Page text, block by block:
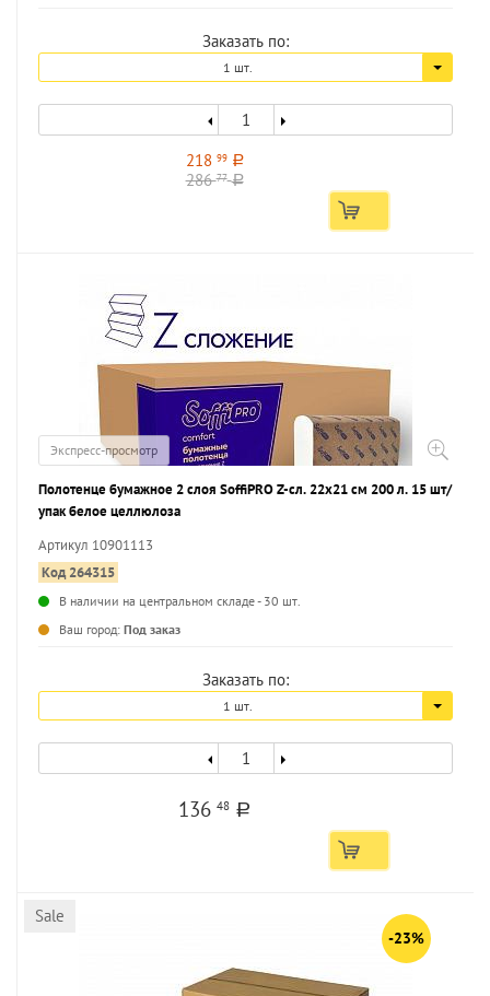
Заказать по:
1 шт.
218 99 a
28677 a
Экспресс-просмотр
Полотенце бумажное 2 слоя SoffiPRO Z-сл. 22х21 см 200 л. 15 шт/
упак белое целлюлоза
Артикул 10901113
Код 264315
В наличии на центральном складе - 30 шт.
Ваш город: Под заказ
Заказать по:
1 шт.
13648 a
Sale
-23%